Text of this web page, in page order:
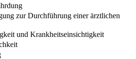
zur Durchführung einer ärztlichen
und Krankheitseinsichtigkeit